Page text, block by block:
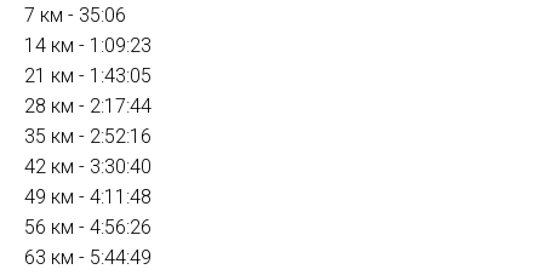
7 км - 35:06
14 км - 1:09:23
21 км - 1:43:05
28 км - 2:17:44
35 км - 2:52:16
42 км - 3:30:40
49 км - 4:11:48
56 км - 4:56:26
63 км - 5:44:49